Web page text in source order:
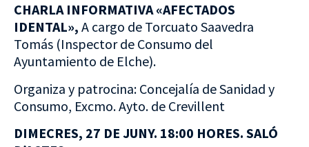
CHARLA INFORMATIVA «AFECTADOS
IDENTAL», A cargo de Torcuato Saavedra
Tomás (Inspector de Consumo del
Ayuntamiento de Elche).
Organiza y patrocina: Concejalía de Sanidad y
Consumo, Excmo. Ayto. de Crevillent
DIMECRES, 27 DE JUNY. 18:00 HORES. SALÓ